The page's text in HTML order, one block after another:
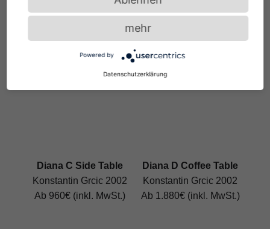
Konstantin Grcic 2002
Ab 590€ (inkl. MwSt.)
Konstantin Grcic 2002
Ab 620€ (inkl. MwSt.)
Diana C Side Table
Konstantin Grcic 2002
Ab 960€ (inkl. MwSt.)
Diana D Coffee Table
Konstantin Grcic 2002
Ab 1.880€ (inkl. MwSt.)
mehr
Powered by
Datenschutzerklärung